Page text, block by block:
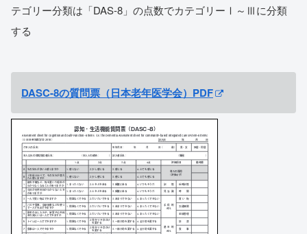
テゴリー分類は「DAS-8」の点数でカテゴリーⅠ～Ⅲに分類
する
DASC-8の質問票（日本老年医学会）PDF